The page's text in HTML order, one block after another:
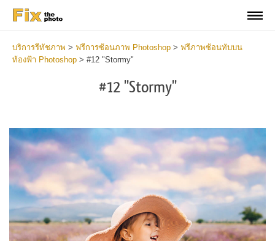
บริการรีทัชภาพ > ฟรีการซ้อนภาพ Photoshop > ฟรีภาพซ้อนทับบน
ท้องฟ้า Photoshop > #12 "Stormy"
#12 "Stormy"